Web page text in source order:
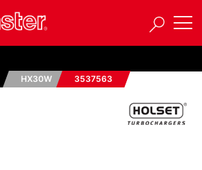
HX30W 3537563